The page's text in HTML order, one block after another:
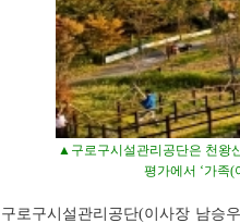
▲구로구시설관리공단은 천왕
평가에서 ‘가족
구로구시설관리공단(이사장 남승